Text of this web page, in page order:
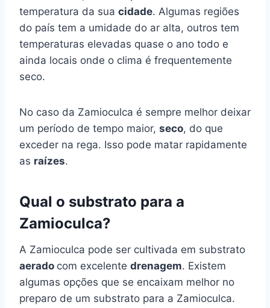
temperatura da sua cidade. Algumas regiões
do país tem a umidade do ar alta, outros tem
temperaturas elevadas quase o ano todo e
ainda locais onde o clima é frequentemente
seco.
No caso da Zamioculca é sempre melhor deixar
um período de tempo maior, seco, do que
exceder na rega. Isso pode matar rapidamente
as raízes.
Qual o substrato para a
Zamioculca?
A Zamioculca pode ser cultivada em substrato
aerado com excelente drenagem. Existem
algumas opções que se encaixam melhor no
preparo de um substrato para a Zamioculca.